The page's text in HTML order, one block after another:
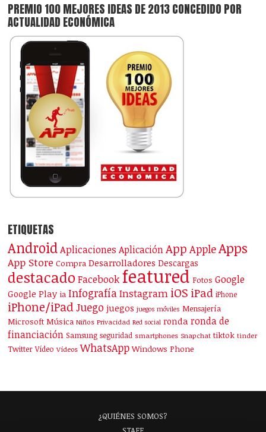
PREMIO 100 MEJORES IDEAS DE 2013 CONCEDIDO POR
ACTUALIDAD ECONÓMICA
ETIQUETAS
Android Aplicaciones Aplicación App AppleApps
App Store Compra Desarrolladores Descargas
destacado Facebook featured Fotos Google
Google Play ia InfografíaInstagram iOS iPad iPhone
iPhone/iPad Juego juegos juegos móviles Mensajería
Microsoft Música Niños Privacidad Red social ronda ronda de
financiación Samsung seguridad smartphones Snapchat tiktok tinder
Twitter Vídeo Vídeos WhatsApp Windows Phone
¿QUIÉNES SOMOS?